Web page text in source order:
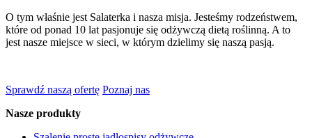
O tym właśnie jest Salaterka i nasza misja. Jesteśmy rodzeństwem,
które od ponad 10 lat pasjonuje się odżywczą dietą roślinną. A to
jest nasze miejsce w sieci, w którym dzielimy się naszą pasją.
Sprawdź naszą ofertę Poznaj nas
Nasze produkty